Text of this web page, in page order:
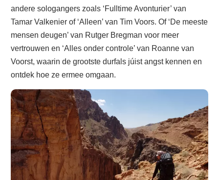
andere sologangers zoals ‘Fulltime Avonturier’ van
Tamar Valkenier of ‘Alleen’ van Tim Voors. Of ‘De meeste
mensen deugen’ van Rutger Bregman voor meer
vertrouwen en ‘Alles onder controle’ van Roanne van
Voorst, waarin de grootste durfals júist angst kennen en
ontdek hoe ze ermee omgaan.